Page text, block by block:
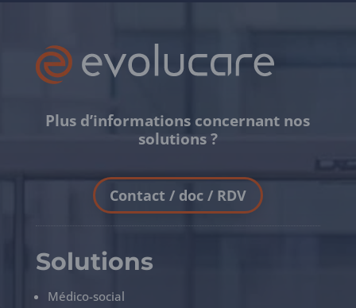
Plus d’informations concernant nos
solutions ?
Contact / doc / RDV
Solutions
Médico-social